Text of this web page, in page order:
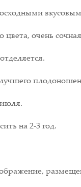
очень
на 2-3 год.